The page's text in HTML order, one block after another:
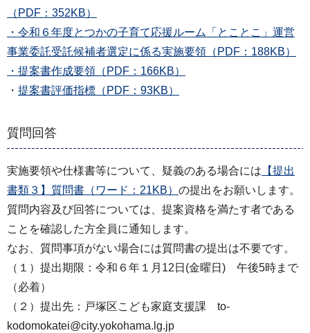
（PDF：352KB）
・令和６年度とつかの子育て応援ルーム「とことこ」運営
事業委託受託候補者選定に係る実施要領（PDF：188KB）
・提案書作成要領（PDF：166KB）
・ 提案書評価指標（PDF：93KB）
質問回答
実施要領や仕様書等について、疑義のある場合には 【提出
書類３】質問書（ワード：21KB） の提出をお願いします。
質問内容及び回答については、提案資格を満たす者である
ことを確認した方全員に通知します。
なお、質問事項がない場合には質問書の提出は不要です。
（１）提出期限：令和６年１月12日(金曜日) 午後5時まで
（必着）
（２）提出先：戸塚区こども家庭支援課 to-
kodomokatei@city.yokohama.lg.jp